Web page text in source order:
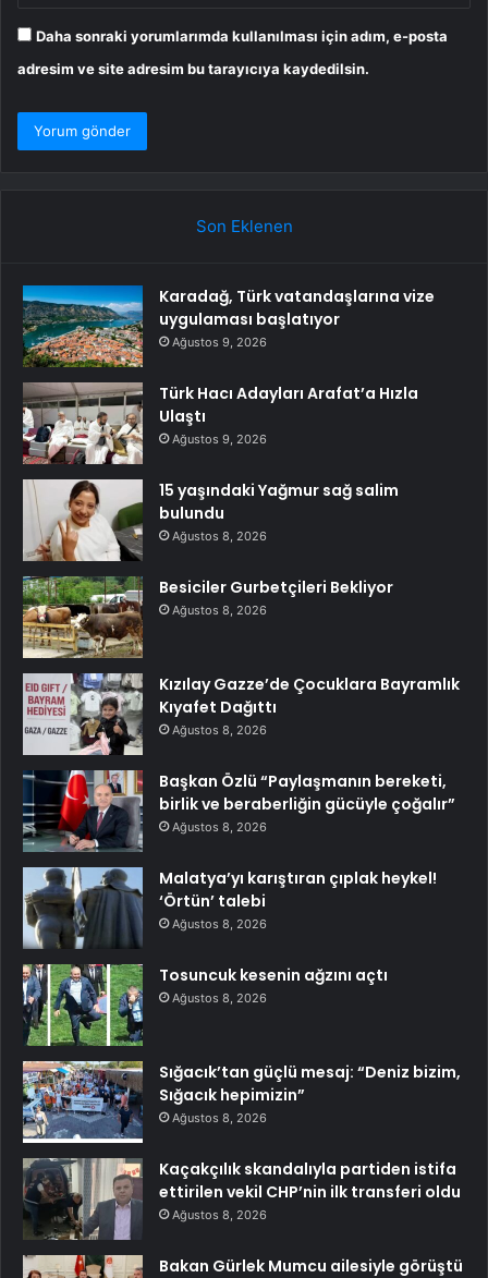
Daha sonraki yorumlarımda kullanılması için adım, e-posta
adresim ve site adresim bu tarayıcıya kaydedilsin.
Son Eklenen
Karadağ, Türk vatandaşlarına vize
uygulaması başlatıyor
Ağustos 9, 2026
Türk Hacı Adayları Arafat’a Hızla
Ulaştı
Ağustos 9, 2026
15 yaşındaki Yağmur sağ salim
bulundu
Ağustos 8, 2026
Besiciler Gurbetçileri Bekliyor
Ağustos 8, 2026
Kızılay Gazze’de Çocuklara Bayramlık
Kıyafet Dağıttı
Ağustos 8, 2026
Başkan Özlü “Paylaşmanın bereketi,
birlik ve beraberliğin gücüyle çoğalır”
Ağustos 8, 2026
Malatya’yı karıştıran çıplak heykel!
‘Örtün’ talebi
Ağustos 8, 2026
Tosuncuk kesenin ağzını açtı
Ağustos 8, 2026
Sığacık’tan güçlü mesaj: “Deniz bizim,
Sığacık hepimizin”
Ağustos 8, 2026
Kaçakçılık skandalıyla partiden istifa
ettirilen vekil CHP’nin ilk transferi oldu
Ağustos 8, 2026
Bakan Gürlek Mumcu ailesiyle görüştü